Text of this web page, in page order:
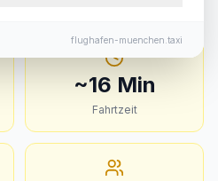
~16 Min
Fahrtzeit
flughafen-muenchen.taxi